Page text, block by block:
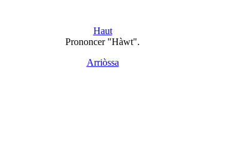
Haut
Prononcer "Hàwt".
Arriòssa